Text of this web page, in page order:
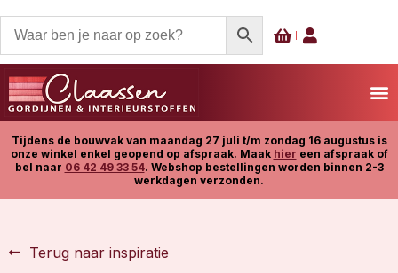
Tijdens de bouwvak van maandag 27 juli t/m zondag 16 augustus is
onze winkel enkel geopend op afspraak. Maak hier een afspraak of
bel naar 06 42 49 33 54. Webshop bestellingen worden binnen 2-3
werkdagen verzonden.
Terug naar inspiratie